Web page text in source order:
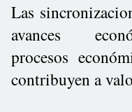
Las
avances
procesos
contribuyen a